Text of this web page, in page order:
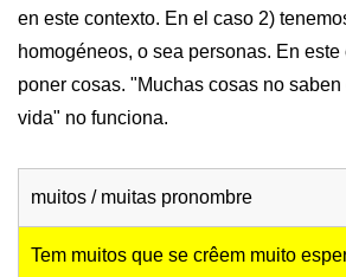
en este contexto. En el caso 2)
homogéneos, o sea personas. En
poner cosas. "Muchas cosas no
vida" no funciona.
muitos / muitas pronombre
Tem muitos que se crêem muito